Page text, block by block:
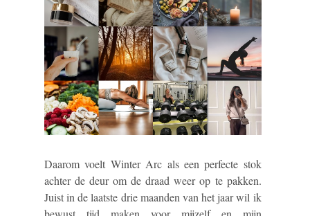
Daarom voelt Winter Arc als een perfecte stok
achter de deur om de draad weer op te pakken.
Juist in de laatste drie maanden van het jaar wil ik